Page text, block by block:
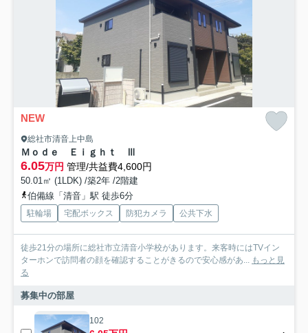
NEW
総社市清音上中島
Ｍｏｄｅ Ｅｉｇｈｔ Ⅲ
6.05万円 管理/共益費4,600円
50.01㎡ (1LDK) /築2年 /2階建
伯備線「清音」駅 徒歩6分
駐輪場 宅配ボックス 防犯カメラ 公共下水
徒歩21分の場所に総社市立清音小学校があります。来客時にはTVイン
ターホンで訪問者の顔を確認することがきるので安心感があ... もっと見
る
募集中の部屋
102